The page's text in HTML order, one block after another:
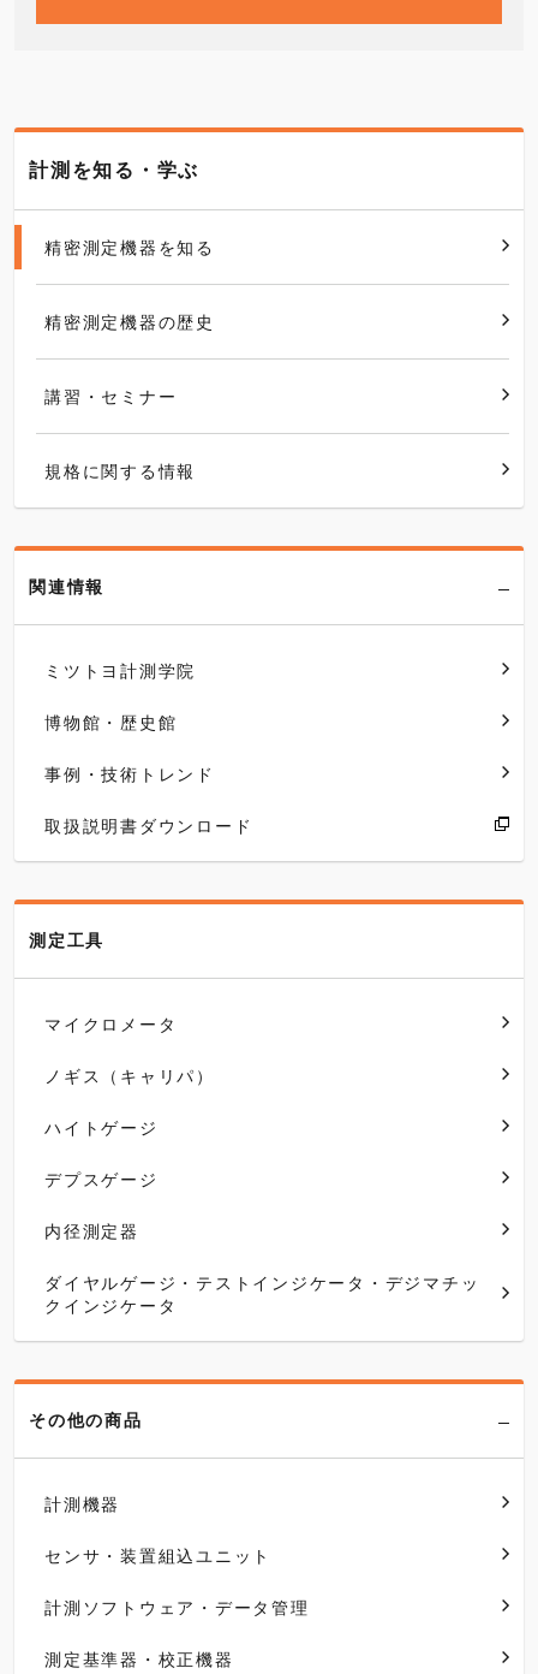
計測を知る・学ぶ
精密測定機器を知る
精密測定機器の歴史
講習・セミナー
規格に関する情報
関連情報
ミツトヨ計測学院
博物館・歴史館
事例・技術トレンド
取扱説明書ダウンロード
測定工具
マイクロメータ
ノギス（キャリパ）
ハイトゲージ
デプスゲージ
内径測定器
ダイヤルゲージ・テストインジケータ・デジマチッ
クインジケータ
その他の商品
計測機器
センサ・装置組込ユニット
計測ソフトウェア・データ管理
測定基準器・校正機器